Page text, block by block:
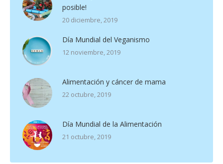
posible!
20 diciembre, 2019
Día Mundial del Veganismo
12 noviembre, 2019
Alimentación y cáncer de mama
22 octubre, 2019
Día Mundial de la Alimentación
21 octubre, 2019